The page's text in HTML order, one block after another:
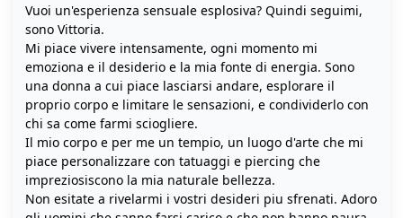
Vuoi un'esperienza sensuale esplosiva? Quindi seguimi,
sono Vittoria.
Mi piace vivere intensamente, ogni momento mi
emoziona e il desiderio e la mia fonte di energia. Sono
una donna a cui piace lasciarsi andare, esplorare il
proprio corpo e limitare le sensazioni, e condividerlo con
chi sa come farmi sciogliere.
Il mio corpo e per me un tempio, un luogo d'arte che mi
piace personalizzare con tatuaggi e piercing che
impreziosiscono la mia naturale bellezza.
Non esitate a rivelarmi i vostri desideri piu sfrenati. Adoro